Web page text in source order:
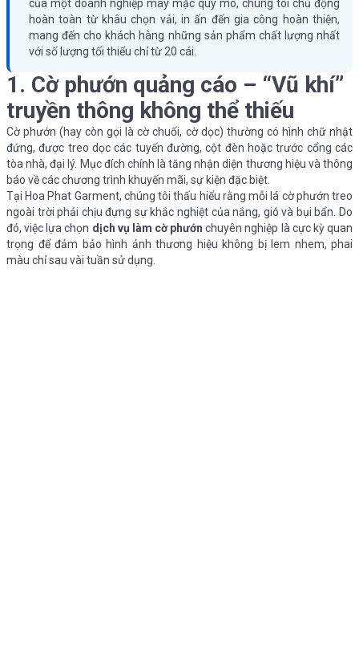
của một doanh nghiệp may mặc quy mô, chúng tôi chủ động
hoàn toàn từ khâu chọn vải, in ấn đến gia công hoàn thiện,
mang đến cho khách hàng những sản phẩm chất lượng nhất
với số lượng tối thiểu chỉ từ 20 cái.
1. Cờ phướn quảng cáo – “Vũ khí”
truyền thông không thể thiếu
Cờ phướn (hay còn gọi là cờ chuối, cờ dọc) thường có hình chữ nhật
đứng, được treo dọc các tuyến đường, cột đèn hoặc trước cổng các
tòa nhà, đại lý. Mục đích chính là tăng nhận diện thương hiệu và thông
báo về các chương trình khuyến mãi, sự kiện đặc biệt.
Tại Hoa Phat Garment, chúng tôi thấu hiểu rằng mỗi lá cờ phướn treo
ngoài trời phải chịu đựng sự khắc nghiệt của nắng, gió và bụi bẩn. Do
đó, việc lựa chọn dịch vụ làm cờ phướn chuyên nghiệp là cực kỳ quan
trọng để đảm bảo hình ảnh thương hiệu không bị lem nhem, phai
màu chỉ sau vài tuần sử dụng.